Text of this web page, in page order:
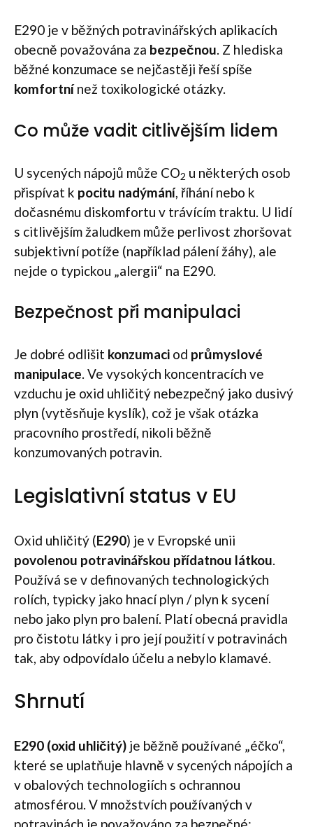
E290 je v běžných potravinářských aplikacích
obecně považována za bezpečnou. Z hlediska
běžné konzumace se nejčastěji řeší spíše
komfortnínež toxikologické otázky.
Co může vadit citlivějším lidem
U sycených nápojů může CO2 u některých osob
přispívat k pocitu nadýmání, říhání nebo k
dočasnému diskomfortu v trávícím traktu. U lidí
s citlivějším žaludkem může perlivost zhoršovat
subjektivní potíže (například pálení žáhy), ale
nejde o typickou „alergii“ na E290.
Bezpečnost při manipulaci
Je dobré odlišit konzumaci od průmyslové
manipulace. Ve vysokých koncentracích ve
vzduchu je oxid uhličitý nebezpečný jako dusivý
plyn (vytěsňuje kyslík), což je však otázka
pracovního prostředí, nikoli běžně
konzumovaných potravin.
Legislativní status v EU
Oxid uhličitý (E290) je v Evropské unii
povolenou potravinářskou přídatnou látkou
Používá se v definovaných technologických
rolích, typicky jako hnací plyn / plyn k sycení
nebo jako plyn pro balení. Platí obecná pravidla
pro čistotu látky i pro její použití v potravinách
tak, aby odpovídalo účelu a nebylo klamavé.
Shrnutí
E290 (oxid uhličitý) je běžně používané „éčko“,
které se uplatňuje hlavně v sycených nápojích a
v obalových technologiích s ochrannou
atmosférou. V množstvích používaných v